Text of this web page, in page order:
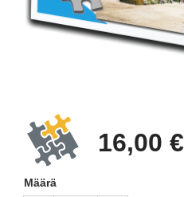
16,00 €
Määrä